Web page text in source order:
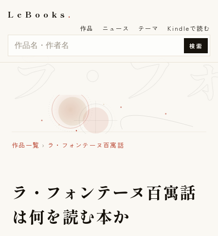
LeBooks
検索
作品 ニュース テーマ Kindleで読む
ラ・フ
作品一覧 › ラ・フォンテーヌ百寓話
ラ ・ フ ォ ンテーヌ百寓話
は何を読む本か